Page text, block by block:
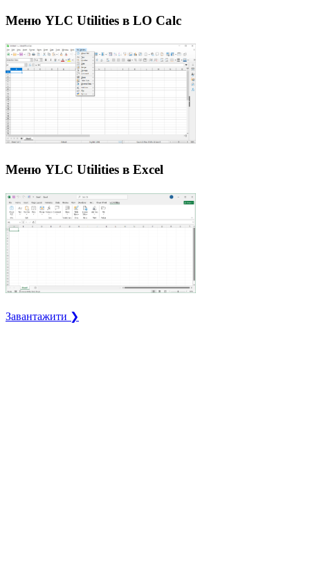
Меню YLC Utilities в LO Calc
Меню YLC Utilities в Excel
Завантажити ❯